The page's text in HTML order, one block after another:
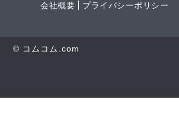
会社概要 プライバシーポリシー
© コムコム.com